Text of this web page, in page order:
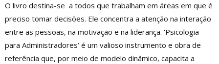
O livro destina-se a todos que trabalham em áreas em que é
preciso tomar decisões. Ele concentra a atenção na interação
entre as pessoas, na motivação e na liderança. ‘Psicologia
para Administradores’ é um valioso instrumento e obra de
referência que, por meio de modelo dinâmico, capacita a